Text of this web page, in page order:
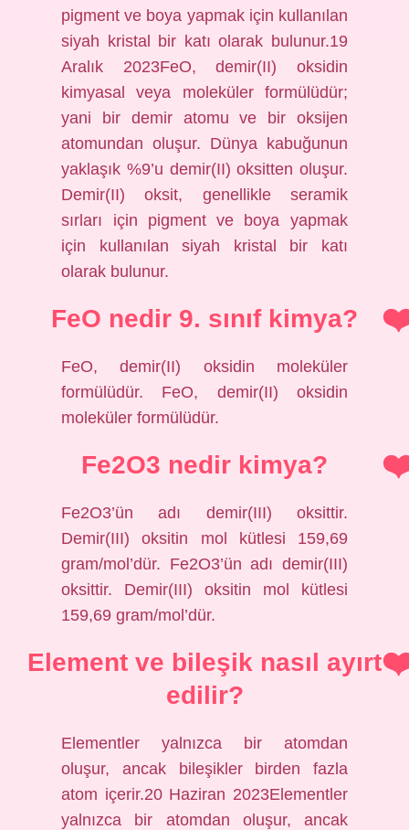
pigment ve boya yapmak için kullanılan
siyah kristal bir katı olarak bulunur.19
Aralık 2023FeO, demir(II) oksidin
kimyasal veya moleküler formülüdür;
yani bir demir atomu ve bir oksijen
atomundan oluşur. Dünya kabuğunun
yaklaşık %9’u demir(II) oksitten oluşur.
Demir(II) oksit, genellikle seramik
sırları için pigment ve boya yapmak
için kullanılan siyah kristal bir katı
olarak bulunur.
FeO nedir 9. sınıf kimya?
FeO, demir(II) oksidin moleküler
formülüdür. FeO, demir(II) oksidin
moleküler formülüdür.
Fe2O3 nedir kimya?
Fe2O3’ün adı demir(III) oksittir.
Demir(III) oksitin mol kütlesi 159,69
gram/mol’dür. Fe2O3’ün adı demir(III)
oksittir. Demir(III) oksitin mol kütlesi
159,69 gram/mol’dür.
Element ve bileşik nasıl ayırt
edilir?
Elementler yalnızca bir atomdan
oluşur, ancak bileşikler birden fazla
atom içerir.20 Haziran 2023Elementler
yalnızca bir atomdan oluşur, ancak